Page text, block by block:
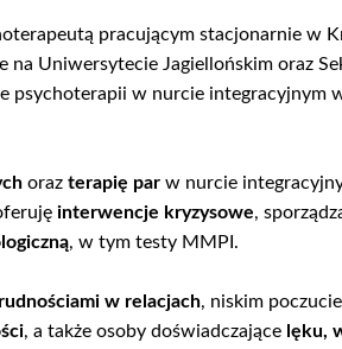
pracującym stacjonarnie w
na Uniwersytecie Jagiellońskim oraz
psychoterapii w nurcie integracyjnym
oraz terapię par w nurcie
interwencje kryzysowe,
, w tym testy MMPI.
w relacjach, niskim
, a także osoby doświadczające lęku,